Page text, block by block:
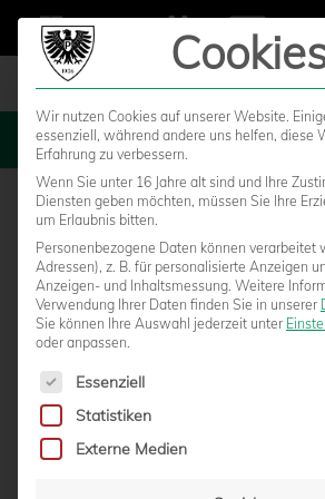
MENU
WESTFALENBAHN SETZT AM
Wir nutzen Cookies auf unserer Website.
essenziell, während andere uns helfen, diese
Erfahrung zu verbessern.
Wenn Sie unter 16 Jahre alt sind und Ihre
Diensten geben möchten, müssen Sie Ihre
um Erlaubnis bitten.
Personenbezogene Daten können verarbeitet
Adressen), z. B. für personalisierte Anzeigen
Anzeigen- und Inhaltsmessung. Weitere
Verwendung Ihrer Daten finden Sie in unserer
Sie können Ihre Auswahl jederzeit unter
oder anpassen.
Es folgt eine Liste der Service-
Essenziell
Statistiken
Externe Medien